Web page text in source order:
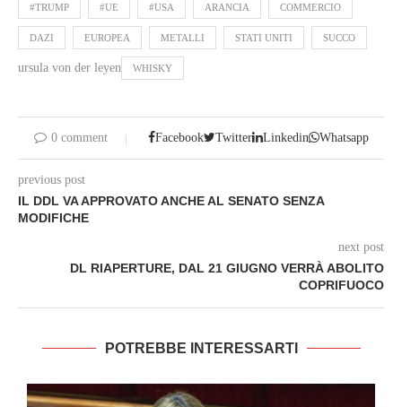
#TRUMP #UE #USA ARANCIA COMMERCIO
DAZI EUROPEA METALLI STATI UNITI SUCCO
ursula von der leyen WHISKY
0 comment Facebook Twitter Linkedin Whatsapp
previous post
IL DDL VA APPROVATO ANCHE AL SENATO SENZA
MODIFICHE
next post
DL RIAPERTURE, DAL 21 GIUGNO VERRÀ ABOLITO
COPRIFUOCO
POTREBBE INTERESSARTI